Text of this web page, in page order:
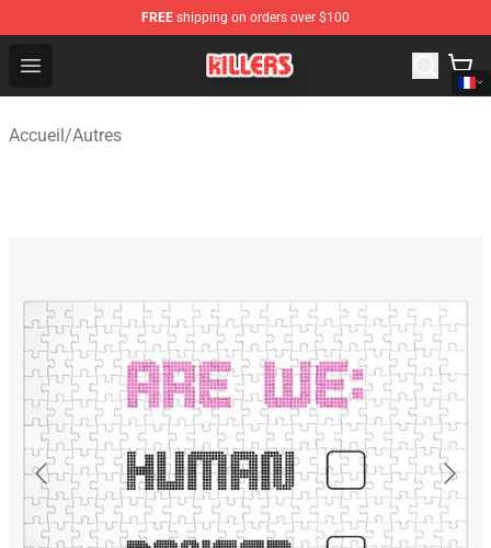
FREE shipping on orders over $100
Open menu
The Killers Shop - Official The Killers Merchandise Store
Accueil/Autres